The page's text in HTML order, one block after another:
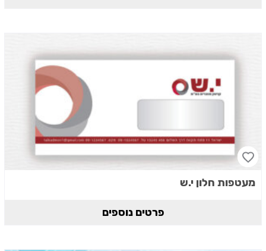
מעטפות חלון י.ש
פרטים נוספים